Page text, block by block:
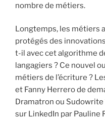
nombre de métiers.
Longtemps, les métiers
protégés des
t-il avec cet algorithme
langagiers ? Ce nouvel
métiers de l’écriture ?
et Fanny Herrero de
Dramatron ou Sudowrite
sur LinkedIn par Pauline